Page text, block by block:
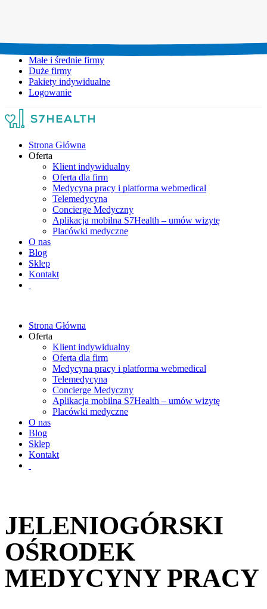
Małe i średnie firmy
Duże firmy
Pakiety indywidualne
Logowanie
Strona Główna
Oferta
Klient indywidualny
Oferta dla firm
Medycyna pracy i platforma webmedical
Telemedycyna
Concierge Medyczny
Aplikacja mobilna S7Health – umów wizytę
Placówki medyczne
O nas
Blog
Sklep
Kontakt
Strona Główna
Oferta
Klient indywidualny
Oferta dla firm
Medycyna pracy i platforma webmedical
Telemedycyna
Concierge Medyczny
Aplikacja mobilna S7Health – umów wizytę
Placówki medyczne
O nas
Blog
Sklep
Kontakt
JELENIOGÓRSKI
OŚRODEK
MEDYCYNY PRACY